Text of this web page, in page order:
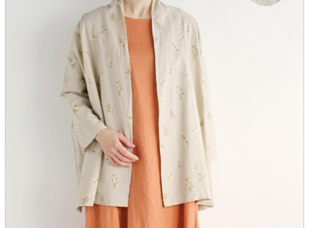
全てのアイテム
SALE ITEM
福袋
ブランド
マイページ
お買い物カゴ
配送遅延情報
ご利用について
実店舗のご案内